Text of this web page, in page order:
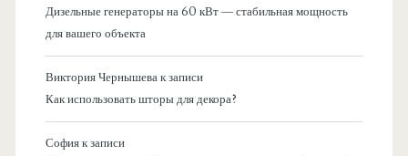
Дизельные генераторы на 60 кВт — стабильная мощность
для вашего объекта
Виктория Чернышевак записи
Как использовать шторы для декора?
Софияк записи